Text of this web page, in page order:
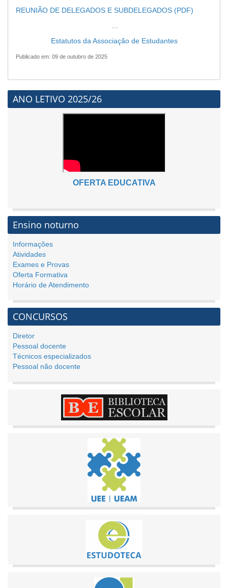
REUNIÃO DE DELEGADOS E SUBDELEGADOS (PDF)
Estatutos da Associação de Estudantes
Publicado em: 09 de outubro de 2025
ANO LETIVO 2025/26
OFERTA EDUCATIVA
Ensino noturno
Informações
Atividades
Exames e Provas
Oferta Formativa
Horário de Atendimento
CONCURSOS
Diretor
Pessoal docente
Técnicos especializados
Pessoal não docente